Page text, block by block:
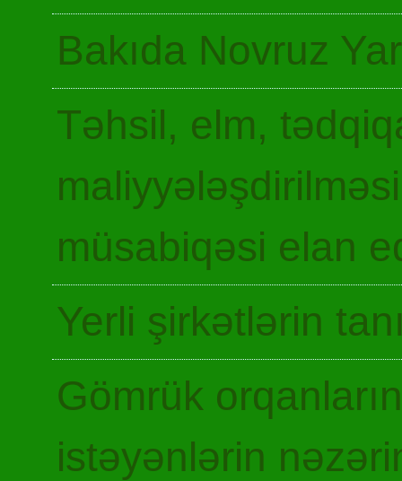
Bakıda Novruz
Təhsil, elm,
müsabiqəsi elan
Yerli şirkətlərin
Gömrük
istəyənlərin